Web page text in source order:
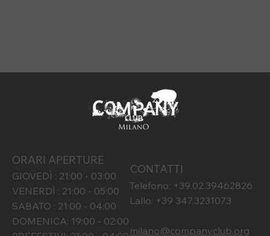
ORARI APERTURE
GIOVEDÌ : 21:00 - 03:00
VENERDÌ : 21:00 - 05:00
SABATO : 21:00 - 04:00
DOMENICA: 19:00 - 02:00
CONTATTI
Telefono: +39.02.39462826
Lallo: +39 347.3231073
milano@companyclub.org